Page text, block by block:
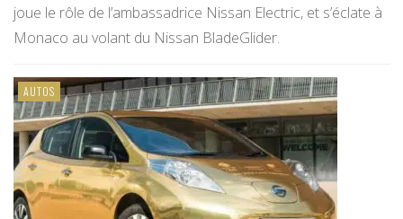
joue le rôle de l’ambassadrice Nissan Electric, et s’éclate à
Monaco au volant du Nissan BladeGlider.
AUTOS